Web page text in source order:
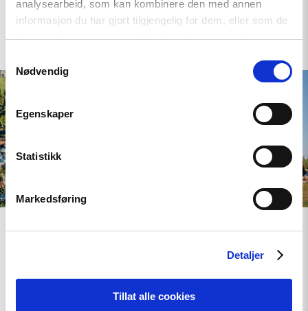
analysearbeid, som kan kombinere den med annen
informasjon du har gjort tilgjengelig for dem, eller som de
har samlet inn gjennom din bruk av tjenestene deres.
Nødvendig
Egenskaper
Statistikk
Markedsføring
Detaljer
Tillat alle cookies
Russland og Østerrike.
høyeste fjellkjeden i Vest-Ukraina, og
betyr noe sånt som "Svartfjellet". Foto: